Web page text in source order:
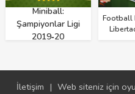
Miniball:
Şampiyonlar Ligi
2019‑20
Football
İletişim | Web siteniz için